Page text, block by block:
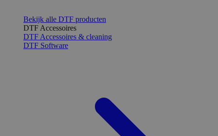
Bekijk alle DTF producten
DTF Accessoires
DTF Accessoires & cleaning
DTF Software